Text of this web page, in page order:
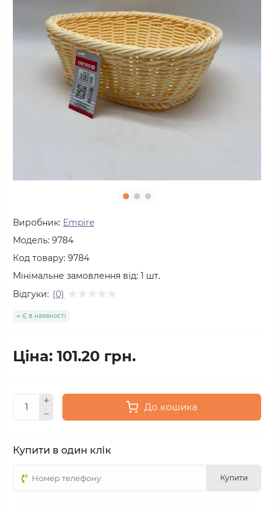
Виробник: Empire
Модель: 9784
Код товару: 9784
Мінімальне замовлення від: 1 шт.
Відгуки: (0)
Є в наявності
Ціна: 101.20 грн.
До кошика
Купити в один клік
Купити